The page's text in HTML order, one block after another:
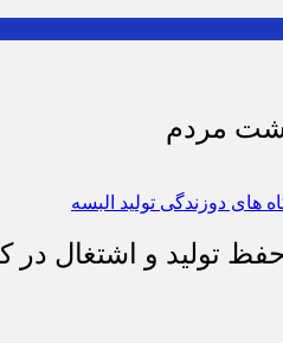
مردم
تولید و اشتغال در